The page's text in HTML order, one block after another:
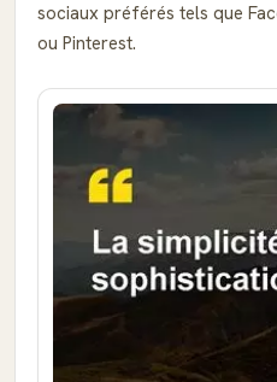
sociaux préférés tels que
ou Pinterest.